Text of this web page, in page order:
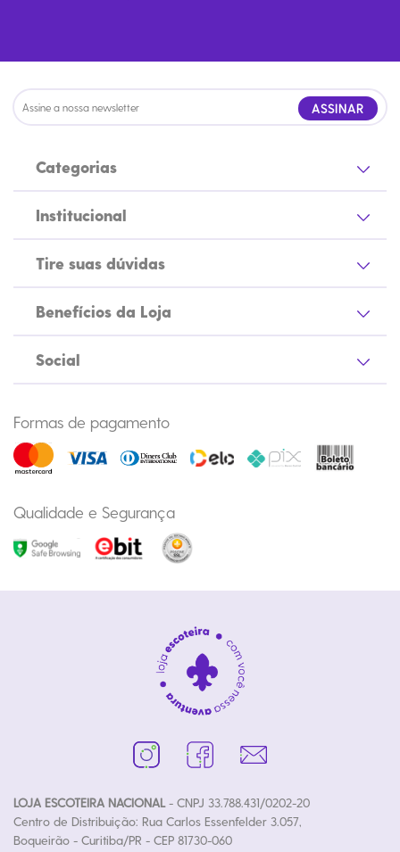
ASSINAR
Categorias
Institucional
Tire suas dúvidas
Benefícios da Loja
Social
Formas de pagamento
Qualidade e Segurança
LOJA ESCOTEIRA NACIONAL- CNPJ 33.788.431/0202-20
Centro de Distribuição: Rua Carlos Essenfelder 3.057,
Boqueirão - Curitiba/PR - CEP 81730-060